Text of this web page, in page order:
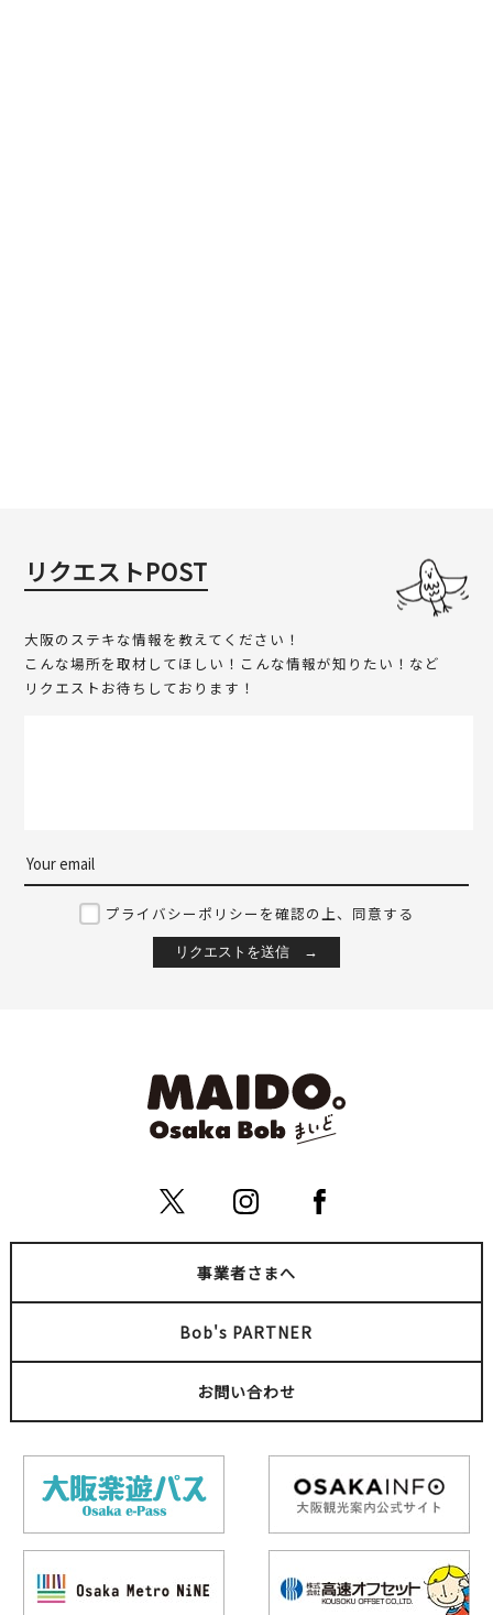
リクエストPOST
大阪のステキな情報を教えてください！
こんな場所を取材してほしい！こんな情報が知りたい！など
リクエストお待ちしております！
プライバシーポリシーを確認の上、同意する
事業者さまへ
Bob's PARTNER
お問い合わせ